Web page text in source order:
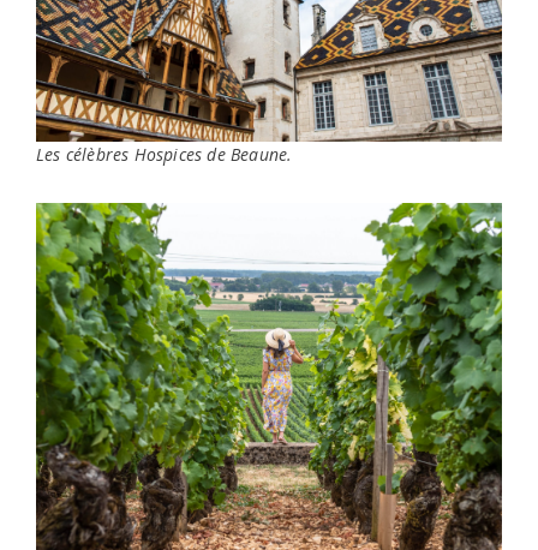
Les célèbres Hospices de Beaune.